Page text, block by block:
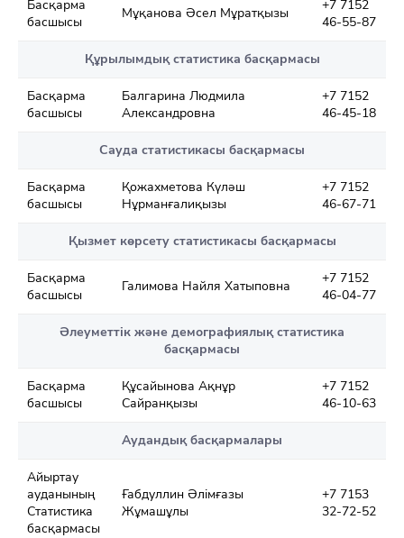
Басқарма
басшысы
Мұқанова Әсел Мұратқызы
+7 7152
46-55-87
Құрылымдық статистика басқармасы
Басқарма
басшысы
Балгарина Людмила
Александровна
+7 7152
46-45-18
Сауда статистикасы басқармасы
Басқарма
басшысы
Қожахметова Күләш
Нұрманғалиқызы
+7 7152
46-67-71
Қызмет көрсету статистикасы басқармасы
Басқарма
басшысы
Галимова Найля Хатыповна
+7 7152
46-04-77
Әлеуметтік және демографиялық статистика
басқармасы
Басқарма
басшысы
Құсайынова Ақнұр
Сайранқызы
+7 7152
46-10-63
Аудандық басқармалары
Айыртау
ауданының
Статистика
басқармасы
Ғабдуллин Әлімғазы
Жұмашұлы
+7 7153
32-72-52